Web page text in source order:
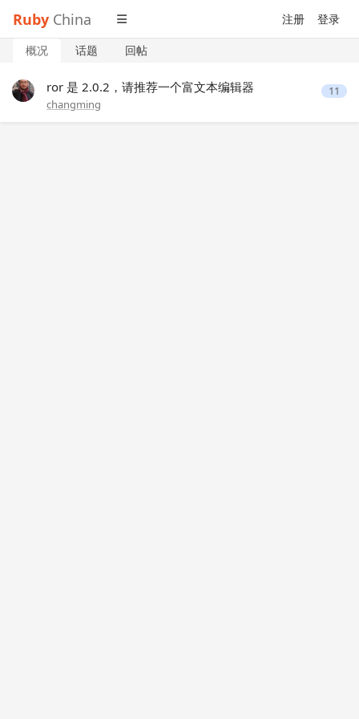
Ruby China 注册 登录
概况 话题 回帖
ror 是 2.0.2，请推荐一个富文本编辑器
changming
11